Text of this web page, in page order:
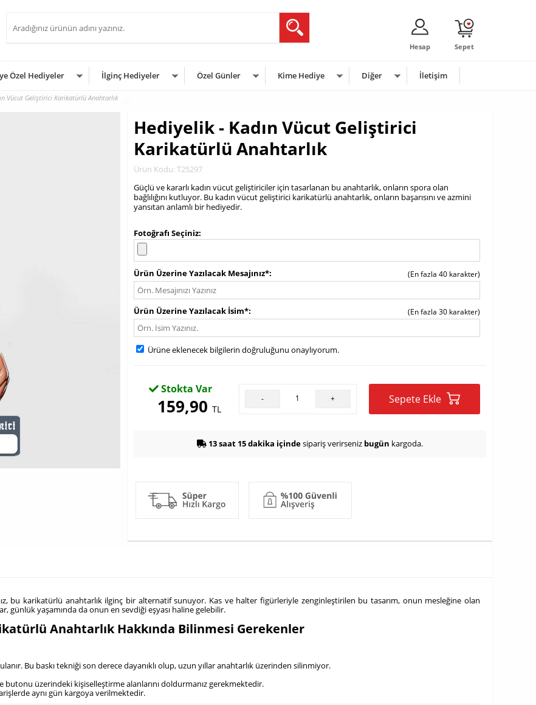
Sepet
Hesap
Özel Hediyeler İlginç Hediyeler Özel Günler Kime Hediye Diğer İletişim
Vücut Geliştirici Karikatürlü Anahtarlık
Hediyelik - Kadın Vücut Geliştirici
Karikatürlü Anahtarlık
Ürün Kodu: T25297
Güçlü ve kararlı kadın vücut geliştiriciler için tasarlanan bu anahtarlık, onların spora olan
bağlılığını kutluyor. Bu kadın vücut geliştirici karikatürlü anahtarlık, onların başarısını ve azmini
yansıtan anlamlı bir hediyedir.
Fotoğrafı Seçiniz
Ürün Üzerine Yazılacak Mesajınız* (En fazla 40 karakter)
Ürün Üzerine Yazılacak İsim* (En fazla 30 karakter)
Ürüne eklenecek bilgilerin doğruluğunu onaylıyorum.
Stokta Var
159,90TL
- + Sepete Ekle
13 saat 15 dakika içindesipariş verirseniz bugün kargoda.
bu karikatürlü anahtarlık ilginç bir alternatif sunuyor. Kas ve halter figürleriyle zenginleştirilen bu tasarım, onun mesleğine olan
günlük yaşamında da onun en sevdiği eşyası haline gelebilir.
Anahtarlık Hakkında Bilinmesi Gerekenler
Bu baskı tekniği son derece dayanıklı olup, uzun yıllar anahtarlık üzerinden silinmiyor.
butonu üzerindeki kişiselleştirme alanlarını doldurmanız gerekmektedir.
aynı gün kargoya verilmektedir.